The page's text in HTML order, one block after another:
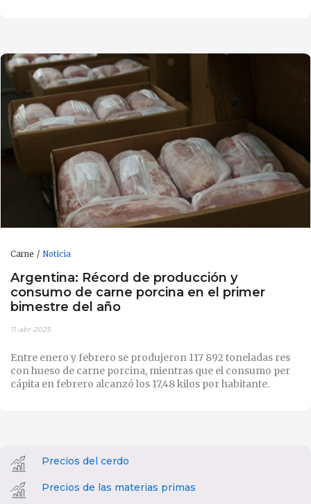
Carne Noticia
Argentina: Récord de producción y
consumo de carne porcina en el primer
bimestre del año
11-abr-2025
Entre enero y febrero se produjeron 117 892 toneladas res
con hueso de carne porcina, mientras que el consumo per
cápita en febrero alcanzó los 17,48 kilos por habitante.
Precios del cerdo
Precios de las materias primas